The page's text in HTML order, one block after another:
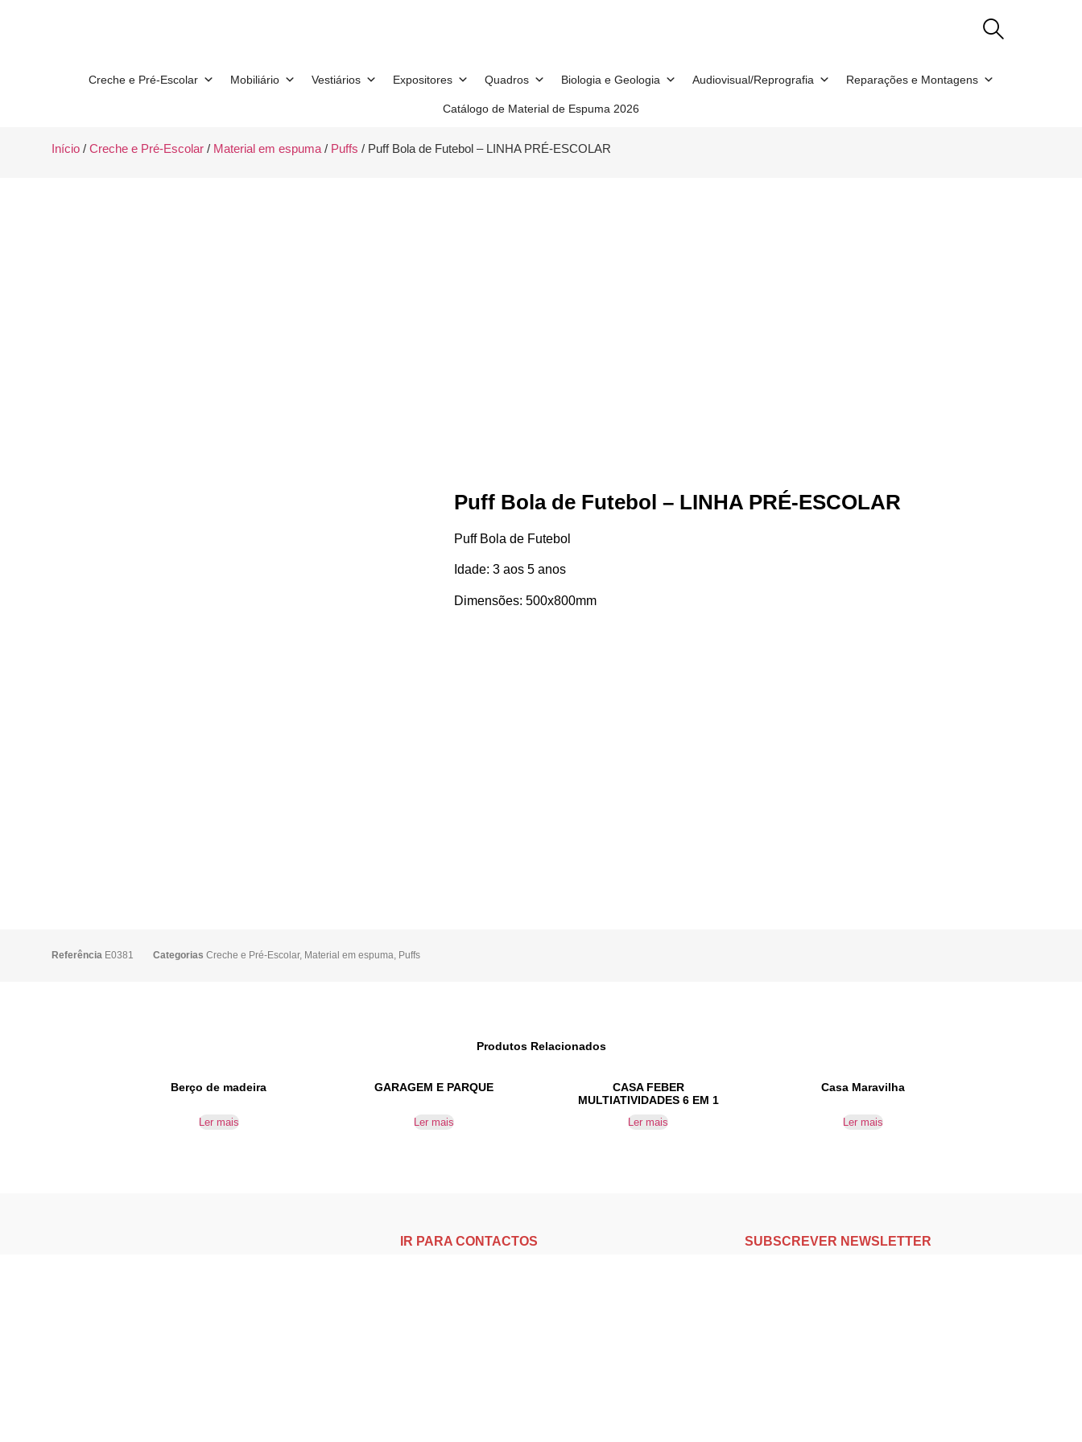
Creche e Pré-Escolar Mobiliário Vestiários Expositores Quadros Biologia e Geologia Audiovisual/Reprografia Reparações e Montagens
Catálogo de Material de Espuma 2026
Início/ Creche e Pré-Escolar/ Material em espuma/ Puffs / Puff Bola de Futebol – LINHA PRÉ-ESCOLAR
Puff Bola de Futebol – LINHA PRÉ-ESCOLAR
Puff Bola de Futebol
Idade: 3 aos 5 anos
Dimensões: 500x800mm
Referência E0381 Categorias Creche e Pré-Escolar, Material em espuma, Puffs
Produtos Relacionados
Berço de madeira
Ler mais
GARAGEM E PARQUE
Ler mais
CASA FEBER
MULTIATIVIDADES 6 EM 1
Ler mais
Casa Maravilha
Ler mais
IR PARA CONTACTOS SUBSCREVER NEWSLETTER